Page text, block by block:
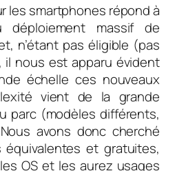
les smartphones répond à
massif de
n’étant pas éligible (pas
il nous est apparu évident
échelle ces nouveaux
vient de la grande
parc (modèles différents,
avons donc cherché
équivalentes et gratuites,
OS et les aurez usages